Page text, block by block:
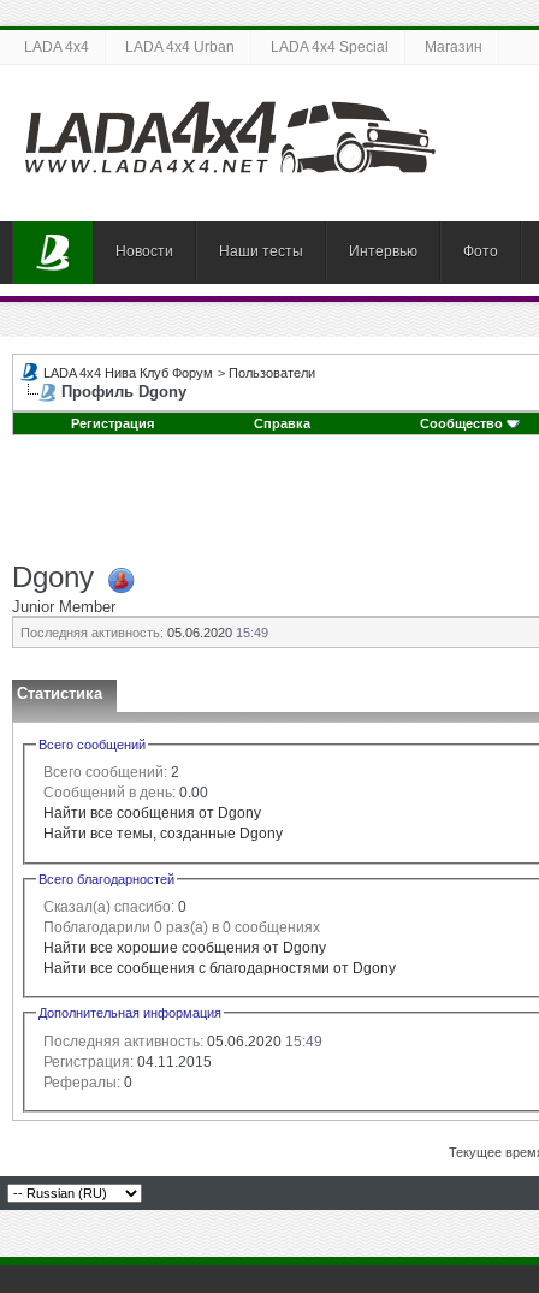
LADA 4x4 LADA 4x4 Urban LADA 4x4 Special Магазин
Новости Наши тесты Интервью Фото
LADA 4x4 Нива Клуб Форум > Пользователи
Профиль Dgony
Регистрация Справка Сообщество
Dgony
Junior Member
Последняя активность: 05.06.2020 15:49
Статистика
Всего сообщений
Всего сообщений: 2
Сообщений в день: 0.00
Найти все сообщения от Dgony
Найти все темы, созданные Dgony
Всего благодарностей
Сказал(а) спасибо: 0
Поблагодарили 0 раз(а) в 0 сообщениях
Найти все хорошие сообщения от Dgony
Найти все сообщения с благодарностями от Dgony
Дополнительная информация
Последняя активность: 05.06.2020 15:49
Регистрация: 04.11.2015
Рефералы: 0
Текущее